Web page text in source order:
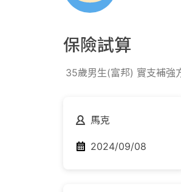
保險試算
35歲男生(富邦) 實支補強
馬克
2024/09/08